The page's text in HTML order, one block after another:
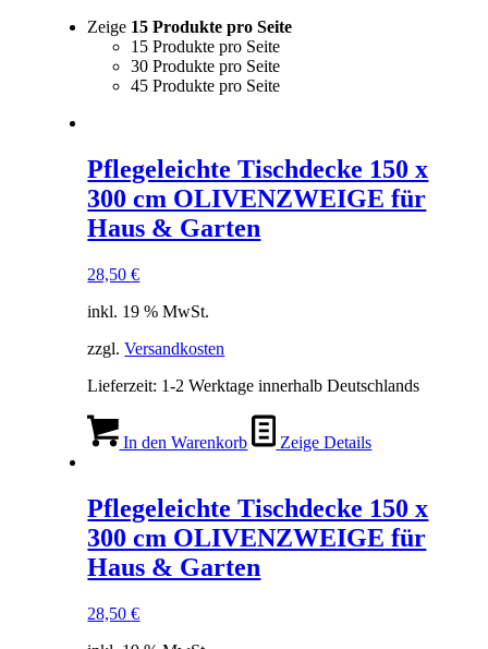
Zeige 15 Produkte pro Seite
15 Produkte pro Seite
30 Produkte pro Seite
45 Produkte pro Seite
Pflegeleichte Tischdecke 150 x
300 cm OLIVENZWEIGE für
Haus & Garten
28,50€
inkl. 19 % MwSt.
zzgl.Versandkosten
Lieferzeit: 1-2 Werktage innerhalb Deutschlands
In den Warenkorb Zeige Details
Pflegeleichte Tischdecke 150 x
300 cm OLIVENZWEIGE für
Haus & Garten
28,50€